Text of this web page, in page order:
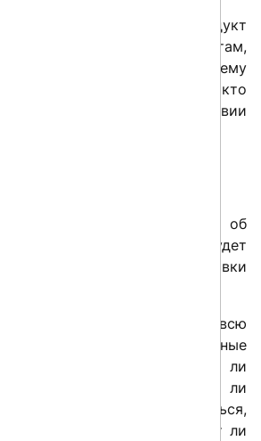
не там, где продукт
Проблема начинается там,
может внятно объяснить, почему
мешает следующему шагу, кто
дальше и при каком условии
полкой.
разговор об
корпоративного ПО будет
а вокруг пути от поставки
в продуктиве.
не один факт покупки, а всю
Перешли ли реальные
решение? Удалось ли
системы? Перенесены ли
ими можно было пользоваться,
о миграции? Работает ли